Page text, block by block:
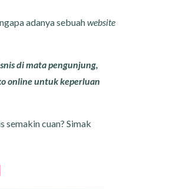
adanya sebuahwebsite
di mata pengunjung,
online untuk keperluan
semakin cuan? Simak